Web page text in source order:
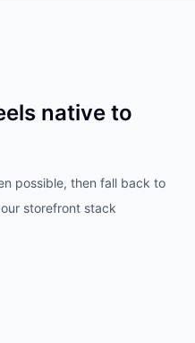
native to
possible, then fall back to
storefront stack